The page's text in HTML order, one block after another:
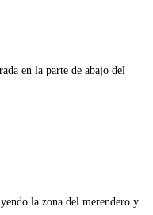
en la parte de abajo del
la zona del merendero y